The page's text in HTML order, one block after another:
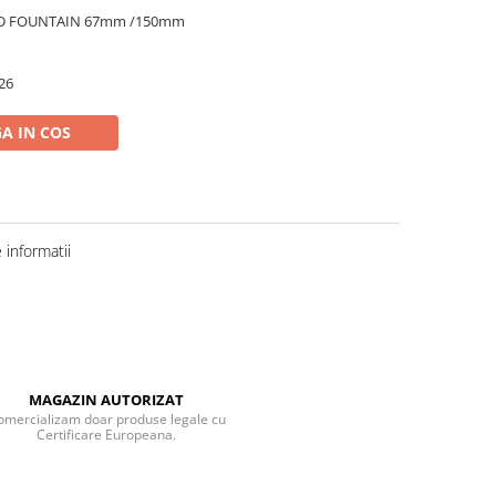
FOUNTAIN 67mm /150mm
IN COS
informatii
MAGAZIN AUTORIZAT
doar produse legale cu
Certificare Europeana.